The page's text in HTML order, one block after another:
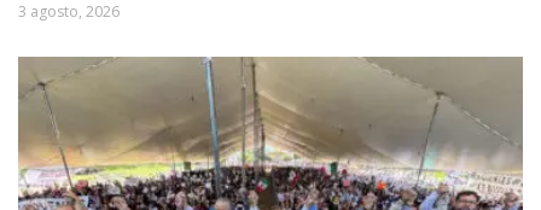
3 agosto, 2026